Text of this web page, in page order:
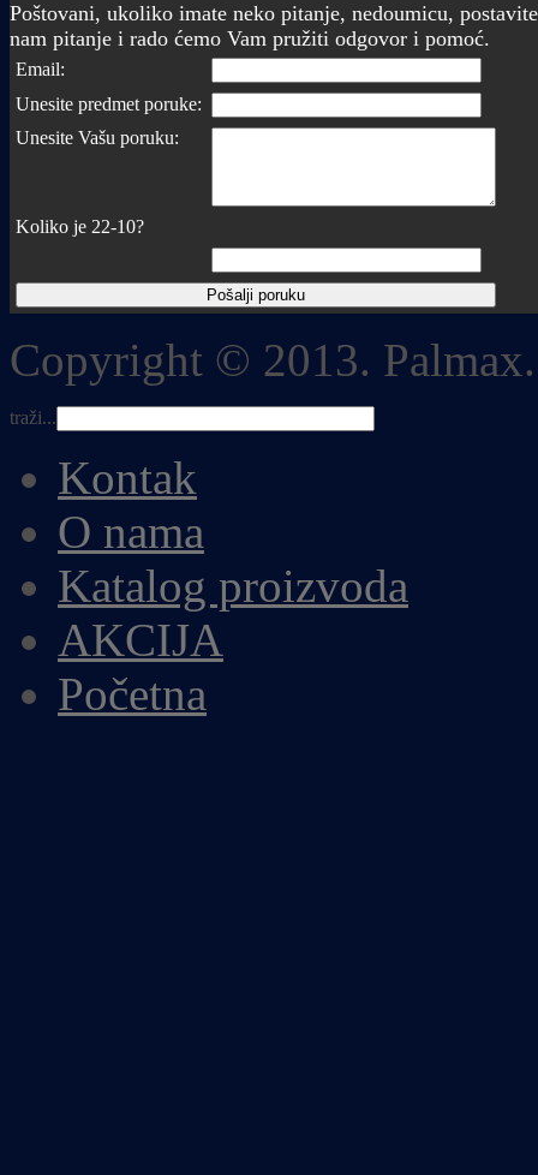
Poštovani, ukoliko imate neko pitanje, nedoumicu, postavite
nam pitanje i rado ćemo Vam pružiti odgovor i pomoć.
Email:
Unesite predmet poruke:
Unesite Vašu poruku:
Koliko je 22-10?
Copyright © 2013.
traži...
Kontak
O nama
Katalog proizvoda
AKCIJA
Početna